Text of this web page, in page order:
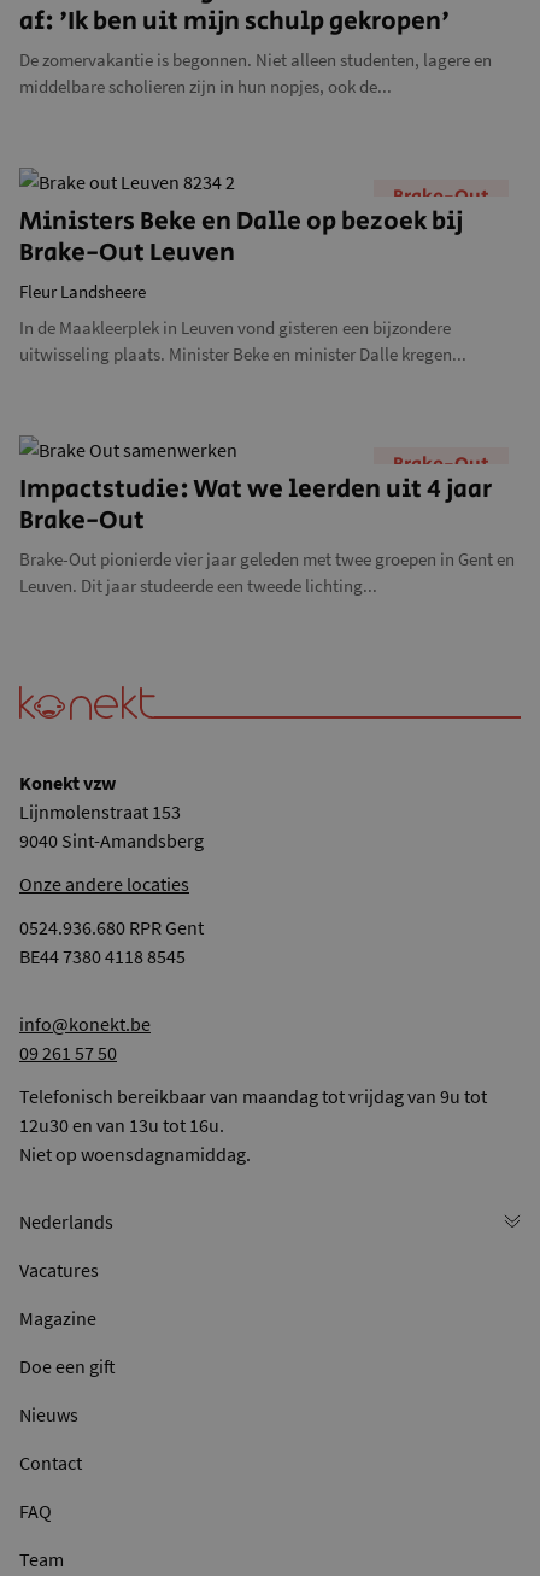
af: 'Ik ben uit mijn schulp gekropen'
De zomervakantie is begonnen. Niet alleen studenten, lagere en
middelbare scholieren zijn in hun nopjes, ook de...
Brake-Out
Ministers Beke en Dalle op bezoek bij
Brake-Out Leuven
Fleur Landsheere
In de Maakleerplek in Leuven vond gisteren een bijzondere
uitwisseling plaats. Minister Beke en minister Dalle kregen...
Brake-Out
Impactstudie: Wat we leerden uit 4 jaar
Brake-Out
Brake-Out pionierde vier jaar geleden met twee groepen in Gent en
Leuven. Dit jaar studeerde een tweede lichting...
Konekt vzw
Lijnmolenstraat 153
9040 Sint-Amandsberg
Onze andere locaties
0524.936.680 RPR Gent
BE44 7380 4118 8545
info@konekt.be
09 261 57 50
Telefonisch bereikbaar van maandag tot vrijdag van 9u tot
12u30 en van 13u tot 16u.
Niet op woensdagnamiddag.
Vacatures
Magazine
Doe een gift
Nieuws
Contact
FAQ
Team